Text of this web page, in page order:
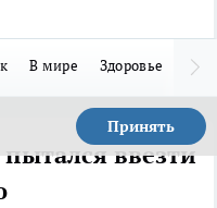
В мире Здоровье
Принять
ввезти